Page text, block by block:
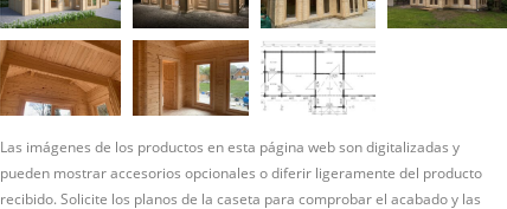
Las imágenes de los productos en esta página web son digitalizadas y
pueden mostrar accesorios opcionales o diferir ligeramente del producto
recibido. Solicite los planos de la caseta para comprobar el acabado y las